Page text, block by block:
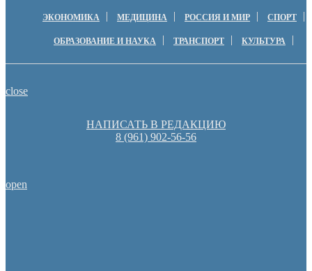
ЭКОНОМИКА МЕДИЦИНА РОССИЯ И МИР СПОРТ
ОБРАЗОВАНИЕ И НАУКА ТРАНСПОРТ КУЛЬТУРА
close
НАПИСАТЬ В РЕДАКЦИЮ
8 (961) 902-56-56
open